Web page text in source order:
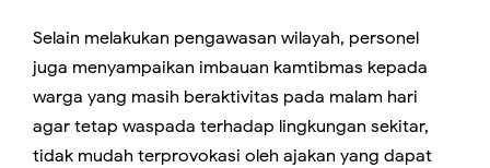
Selain melakukan pengawasan wilayah, personel
juga menyampaikan imbauan kamtibmas kepada
warga yang masih beraktivitas pada malam hari
agar tetap waspada terhadap lingkungan sekitar,
tidak mudah terprovokasi oleh ajakan yang dapat